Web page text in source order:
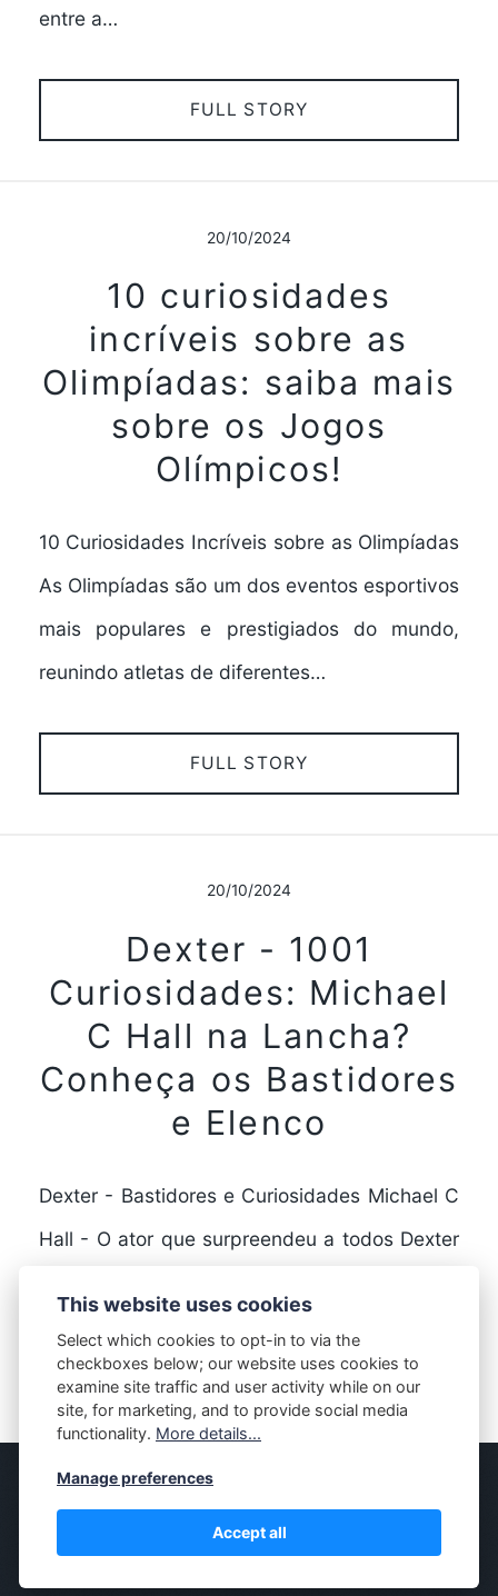
entre a…
FULL STORY
20/10/2024
10 curiosidades
incríveis sobre as
Olimpíadas: saiba mais
sobre os Jogos
Olímpicos!
10 Curiosidades Incríveis sobre as Olimpíadas
As Olimpíadas são um dos eventos esportivos
mais populares e prestigiados do mundo,
reunindo atletas de diferentes…
FULL STORY
20/10/2024
Dexter - 1001
Curiosidades: Michael
C Hall na Lancha?
Conheça os Bastidores
e Elenco
Dexter - Bastidores e Curiosidades Michael C
Hall - O ator que surpreendeu a todos Dexter
FULL STORY
© MASSIVELY
This website uses cookies
Select which cookies to opt-in to via the
checkboxes below; our website uses cookies to
examine site traffic and user activity while on our
site, for marketing, and to provide social media
functionality. More details...
Manage preferences
Accept all